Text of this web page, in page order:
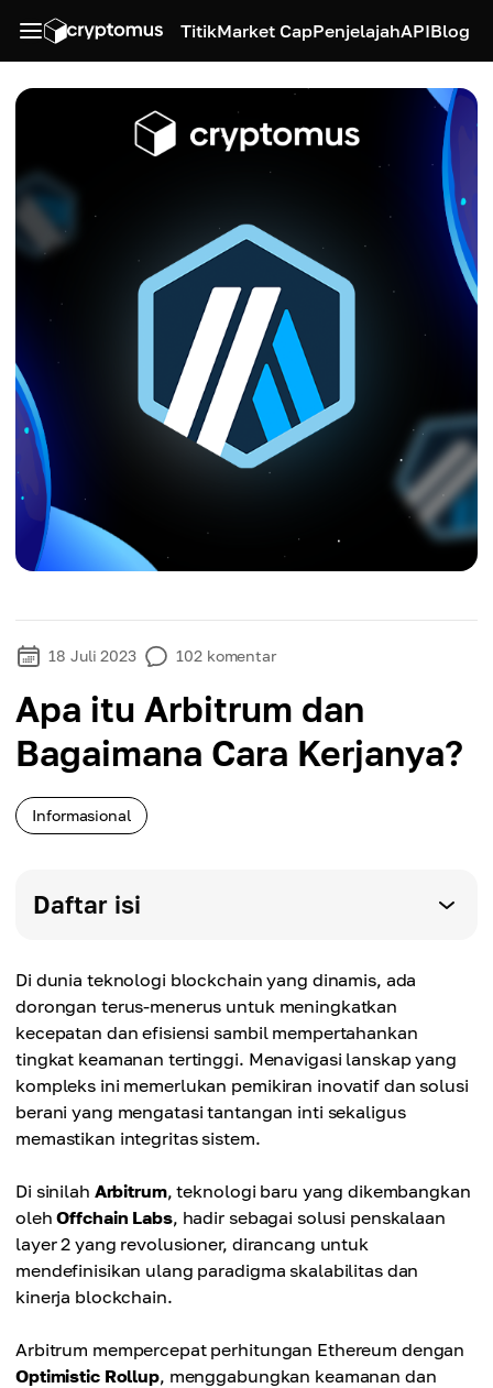
TitikMarket CapPenjelajahAPIBlog
18 Juli 2023 102 komentar
Apa itu Arbitrum dan
Bagaimana Cara Kerjanya?
Informasional
Daftar isi
Di dunia teknologi blockchain yang dinamis, ada
dorongan terus-menerus untuk meningkatkan
kecepatan dan efisiensi sambil mempertahankan
tingkat keamanan tertinggi. Menavigasi lanskap yang
kompleks ini memerlukan pemikiran inovatif dan solusi
berani yang mengatasi tantangan inti sekaligus
memastikan integritas sistem.
Di sinilah Arbitrum, teknologi baru yang dikembangkan
olehOffchain Labs, hadir sebagai solusi penskalaan
layer 2 yang revolusioner, dirancang untuk
mendefinisikan ulang paradigma skalabilitas dan
kinerja blockchain.
Arbitrum mempercepat perhitungan Ethereum dengan
Optimistic Rollup, menggabungkan keamanan dan